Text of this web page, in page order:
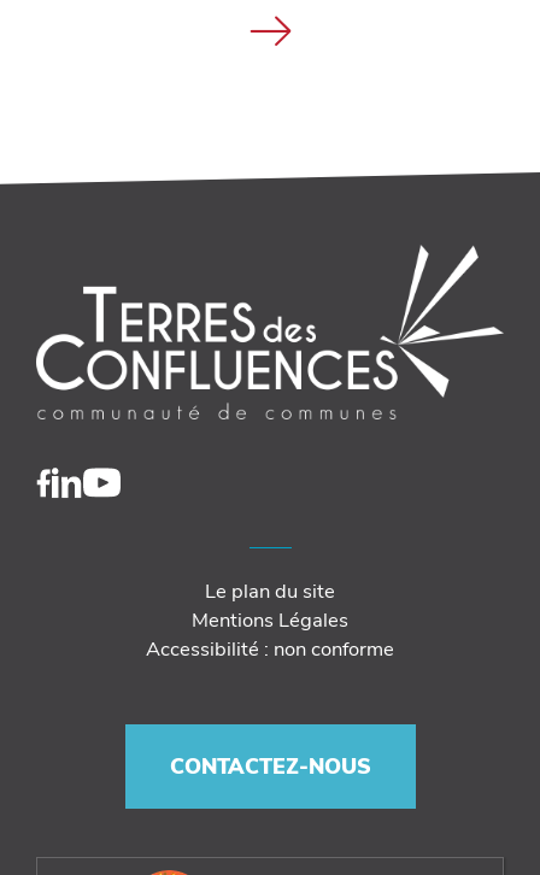
Le plan du site
Mentions Légales
Accessibilité : non conforme
CONTACTEZ-NOUS